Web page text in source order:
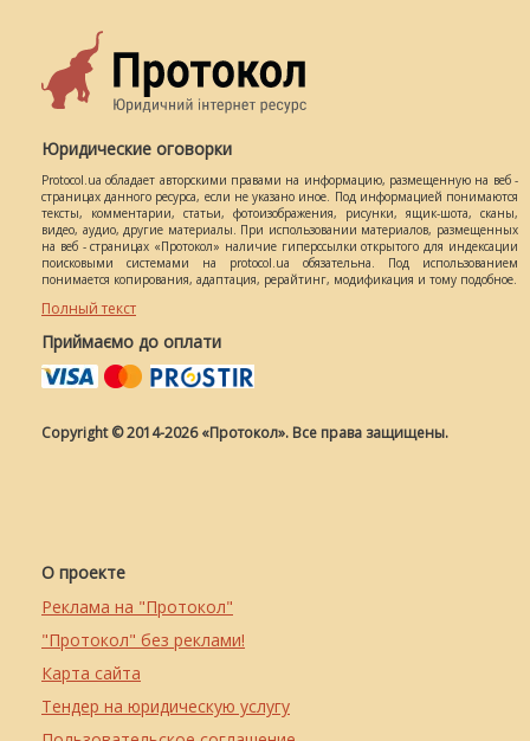
Юридические оговорки
Protocol.ua обладает авторскими правами на информацию, размещенную на веб -
страницах данного ресурса, если не указано иное. Под информацией понимаются
тексты, комментарии, статьи, фотоизображения, рисунки, ящик-шота, сканы,
видео, аудио, другие материалы. При использовании материалов, размещенных
на веб - страницах «Протокол» наличие гиперссылки открытого для индексации
поисковыми системами на protocol.ua обязательна. Под использованием
понимается копирования, адаптация, рерайтинг, модификация и тому подобное.
Полный текст
Приймаємо до оплати
Copyright © 2014-2026 «Протокол». Все права защищены.
О проекте
Реклама на "Протокол"
"Протокол" без реклами!
Карта сайта
Тендер на юридическую услугу